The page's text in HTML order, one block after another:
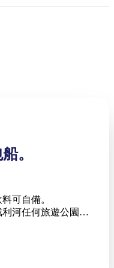
。
可自備。
河任何旅遊公園取
針進行飼養。